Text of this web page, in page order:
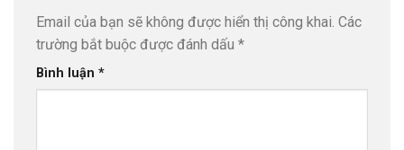
Email của bạn sẽ không được hiển thị công khai. Các
trường bắt buộc được đánh dấu *
Bình luận *